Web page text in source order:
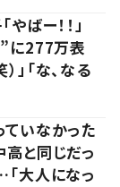
ばー！！」
に277万表
」「な、なる
ていなかった
と同じだっ
大人になっ